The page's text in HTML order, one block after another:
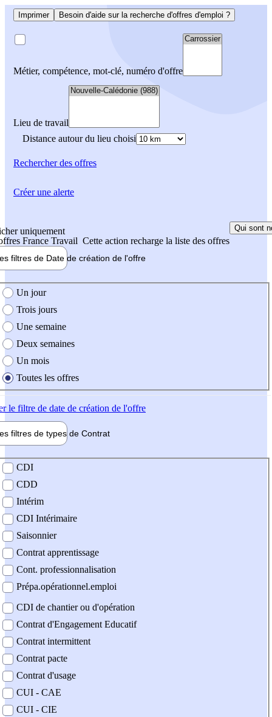
Imprimer Besoin d'aide sur la recherche d'offres d'emploi ?
Métier, compétence, mot-clé, numéro d'offre
Lieu de travail
Distance autour du lieu choisi
Rechercherdes offres
uniquement
France Travail Cette action recharge la liste des offres
Qui sont
filtres de Date de création de l'offre
création de l'offre
Un jour
Trois jours
Une semaine
Deux semaines
Un mois
Toutes les offres
le filtre de date de création de l'offre
filtres de types de Contrat
contrat
CDI
CDD
Intérim
CDI Intérimaire
Saisonnier
Contrat apprentissage
Cont. professionnalisation
Prépa.opérationnel.emploi
CDI de chantier ou d'opération
Contrat d'Engagement Educatif
Contrat intermittent
Contrat pacte
Contrat d'usage
CUI - CAE
CUI - CIE
Créer une alerte